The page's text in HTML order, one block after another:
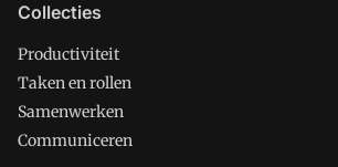
Collecties
Productiviteit
Taken en rollen
Samenwerken
Communiceren